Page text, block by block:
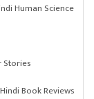
Human Science
Hindi Book Reviews